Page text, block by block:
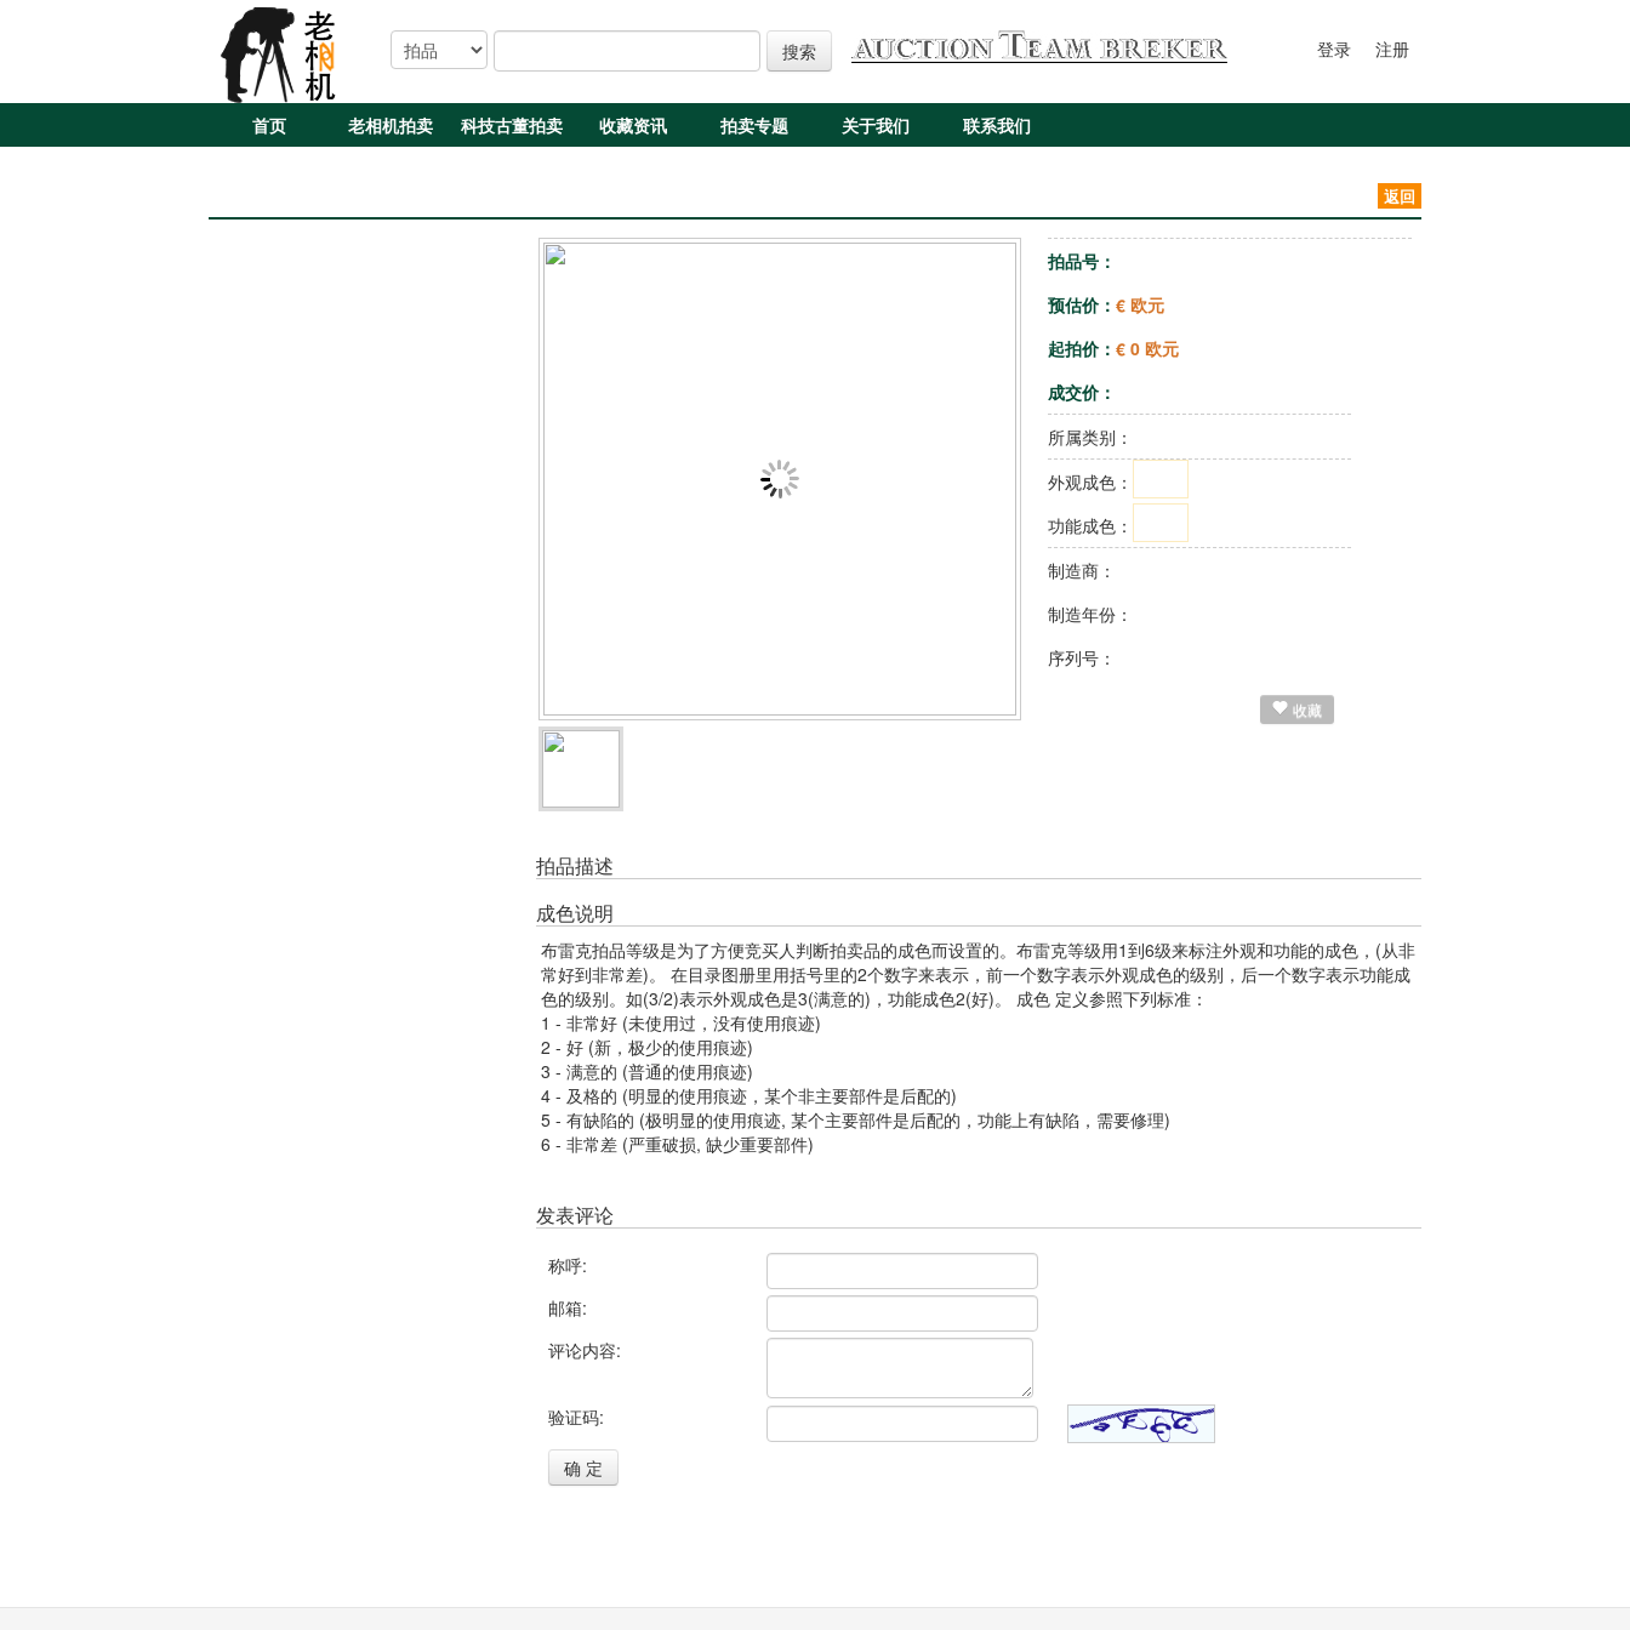
搜索 登录 注册
首页 老相机拍卖 科技古董拍卖 收藏资讯 拍卖专题 关于我们 联系我们
返回
拍品号：
预估价： € 欧元
起拍价： € 0 欧元
成交价：
所属类别：
外观成色：
功能成色：
制造商：
制造年份：
序列号：
收藏
拍品描述
成色说明
布雷克拍品等级是为了方便竞买人判断拍卖品的成色而设置的。布雷克等级用1到6级来标注外观和功能的成色，(从非
常好到非常差)。 在目录图册里用括号里的2个数字来表示，前一个数字表示外观成色的级别，后一个数字表示功能成
色的级别。如(3/2)表示外观成色是3(满意的)，功能成色2(好)。 成色 定义参照下列标准：
1 - 非常好 (未使用过，没有使用痕迹)
2 - 好 (新，极少的使用痕迹)
3 - 满意的 (普通的使用痕迹)
4 - 及格的 (明显的使用痕迹，某个非主要部件是后配的)
5 - 有缺陷的 (极明显的使用痕迹, 某个主要部件是后配的，功能上有缺陷，需要修理)
6 - 非常差 (严重破损, 缺少重要部件)
发表评论
称呼:
邮箱:
评论内容:
验证码:
确 定